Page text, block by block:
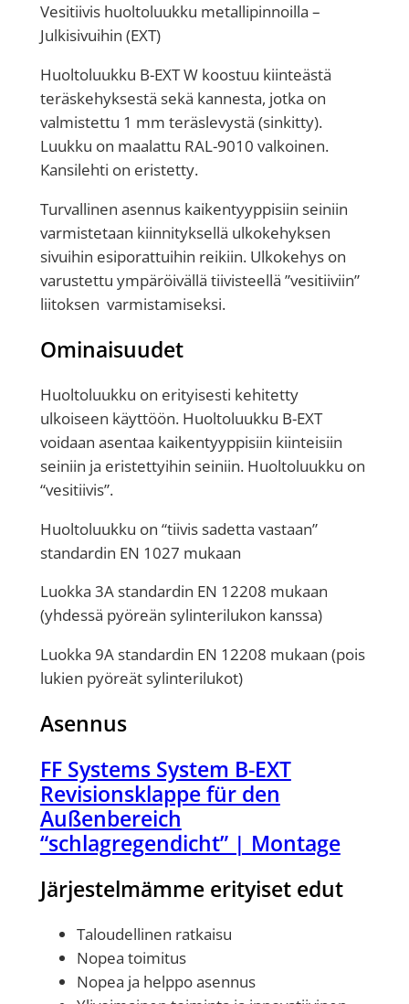
m
e
t
a
l
l
i
n
n
o
i
l
(
B
-
E
X
T
W
m
ä
r
ä
Vesitiivis huoltoluukku metallipinnoilla –
Julkisivuihin (EXT)
Huoltoluukku B-EXT W koostuu kiinteästä
teräskehyksestä sekä kannesta, jotka on
valmistettu 1 mm teräslevystä (sinkitty).
Luukku on maalattu RAL-9010 valkoinen.
Kansilehti on eristetty.
Turvallinen asennus kaikentyyppisiin seiniin
varmistetaan kiinnityksellä ulkokehyksen
sivuihin esiporattuihin reikiin. Ulkokehys on
varustettu ympäröivällä tiivisteellä ”vesitiiviin”
liitoksen varmistamiseksi.
Ominaisuudet
Huoltoluukku on erityisesti kehitetty
ulkoiseen käyttöön. Huoltoluukku B-EXT
voidaan asentaa kaikentyyppisiin kiinteisiin
seiniin ja eristettyihin seiniin. Huoltoluukku on
“vesitiivis”.
Huoltoluukku on “tiivis sadetta vastaan”
standardin EN 1027 mukaan
Luokka 3A standardin EN 12208 mukaan
(yhdessä pyöreän sylinterilukon kanssa)
Luokka 9A standardin EN 12208 mukaan (pois
lukien pyöreät sylinterilukot)
Asennus
FF Systems System B-EXT
Revisionsklappe für den
Außenbereich
“schlagregendicht” | Montage
Järjestelmämme erityiset edut
Taloudellinen ratkaisu
Nopea toimitus
Nopea ja helppo asennus